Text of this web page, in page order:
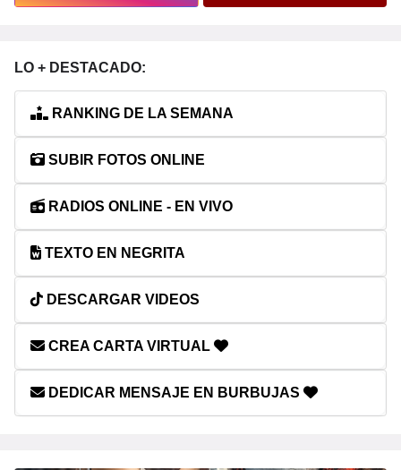
LO + DESTACADO:
RANKING DE LA SEMANA
SUBIR FOTOS ONLINE
RADIOS ONLINE - EN VIVO
TEXTO EN NEGRITA
DESCARGAR VIDEOS
CREA CARTA VIRTUAL
DEDICAR MENSAJE EN BURBUJAS